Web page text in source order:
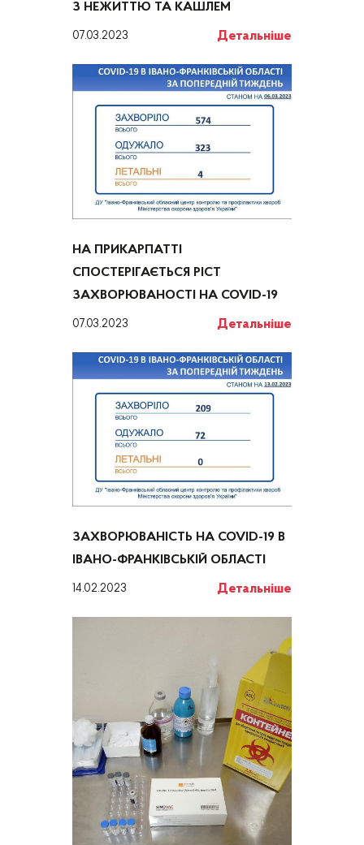
З НЕЖИТТЮ ТА КАШЛЕМ
07.03.2023 Детальніше
НА ПРИКАРПАТТІ
СПОСТЕРІГАЄТЬСЯ РІСТ
ЗАХВОРЮВАНОСТІ НА COVID-19
07.03.2023 Детальніше
ЗАХВОРЮВАНІСТЬ НА COVID-19 В
ІВАНО-ФРАНКІВСЬКІЙ ОБЛАСТІ
14.02.2023 Детальніше